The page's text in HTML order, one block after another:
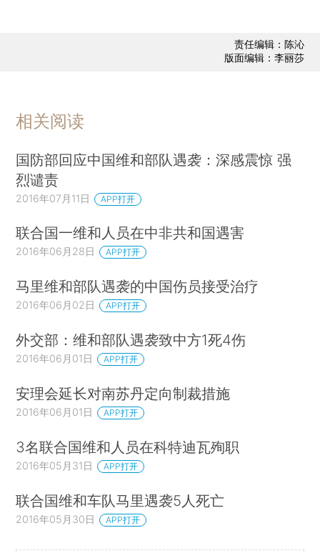
责任编辑：陈沁
版面编辑：李丽莎
相关阅读
国防部回应中国维和部队遇袭：深感震惊 强
烈谴责
2016年07月11日 APP打开
联合国一维和人员在中非共和国遇害
2016年06月28日 APP打开
马里维和部队遇袭的中国伤员接受治疗
2016年06月02日 APP打开
外交部：维和部队遇袭致中方1死4伤
2016年06月01日 APP打开
安理会延长对南苏丹定向制裁措施
2016年06月01日 APP打开
3名联合国维和人员在科特迪瓦殉职
2016年05月31日 APP打开
联合国维和车队马里遇袭5人死亡
2016年05月30日 APP打开